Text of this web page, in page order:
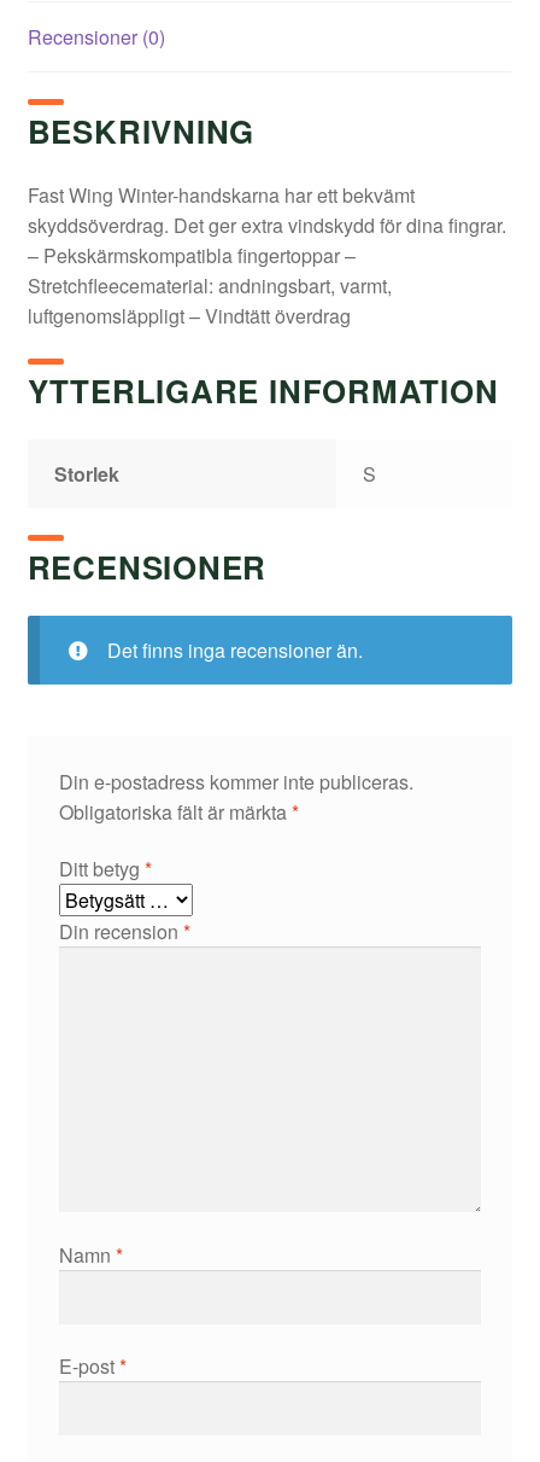
Recensioner (0)
BESKRIVNING
Fast Wing Winter-handskarna har ett bekvämt
skyddsöverdrag. Det ger extra vindskydd för dina fingrar.
– Pekskärmskompatibla fingertoppar –
Stretchfleecematerial: andningsbart, varmt,
luftgenomsläppligt – Vindtätt överdrag
YTTERLIGARE INFORMATION
Storlek S
RECENSIONER
Det finns inga recensioner än.
Din e-postadress kommer inte publiceras.
Obligatoriska fält är märkta*
Ditt betyg *
Din recension *
Namn *
E-post*